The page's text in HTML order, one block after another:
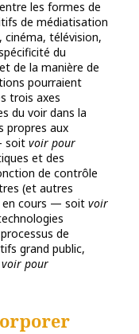
les formes de
de médiatisation
cinéma, télévision,
du
de la manière de
pourraient
trois axes
du voir dans la
propres aux
soit voir pour
et des
de contrôle
(et autres
en cours — soit voir
de
grand public,
voir pour